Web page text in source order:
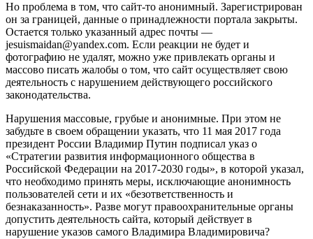
Но проблема в том, что сайт-то анонимный. Зарегистрирован
он за границей, данные о принадлежности портала закрыты.
Остается только указанный адрес почты —
jesuismaidan@yandex.com. Если реакции не будет и
фотографию не удалят, можно уже привлекать органы и
массово писать жалобы о том, что сайт осуществляет свою
деятельность с нарушением действующего российского
законодательства.
Нарушения массовые, грубые и анонимные. При этом не
забудьте в своем обращении указать, что 11 мая 2017 года
президент России Владимир Путин подписал указ о
«Стратегии развития информационного общества в
Российской Федерации на 2017-2030 годы», в которой указал,
что необходимо принять меры, исключающие анонимность
пользователей сети и их «безответственность и
безнаказанность». Разве могут правоохранительные органы
допустить деятельность сайта, который действует в
нарушение указов самого Владимира Владимировича?